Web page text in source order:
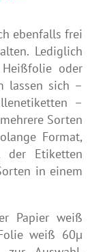
ebenfalls frei
Lediglich
oder
lassen sich –
–
Sorten
Format,
der Etiketten
in einem
Papier weiß
weiß 60µ